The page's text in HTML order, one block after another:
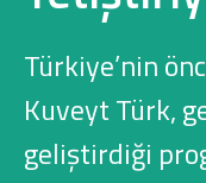
Araç Finansmanı
Konut Finansmanı
Türkiye’nin
Kuveyt Türk,
geliştirdiği